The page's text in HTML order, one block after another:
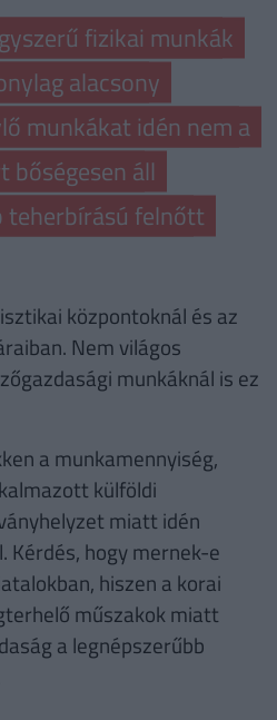
fizikai munkák
alacsony
munkákat idén nem a
bőségesen áll
teherbírású felnőtt
központoknál és az
Nem világos
munkáknál is ez
a munkamennyiség,
külföldi
miatt idén
Kérdés, hogy mernek-e
hiszen a korai
műszakok miatt
a legnépszerűbb